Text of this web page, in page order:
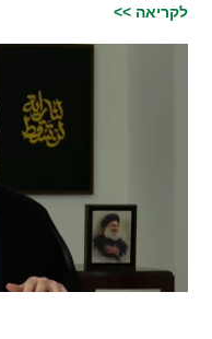
לקריאה >>